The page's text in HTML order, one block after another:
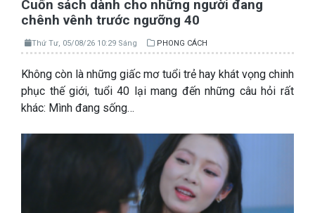
Cuốn sách dành cho những người đang
chênh vênh trước ngưỡng 40
Thứ Tư, 05/08/26 10:29 Sáng PHONG CÁCH
Không còn là những giấc mơ tuổi trẻ hay khát vọng chinh
phục thế giới, tuổi 40 lại mang đến những câu hỏi rất
khác: Mình đang sống…